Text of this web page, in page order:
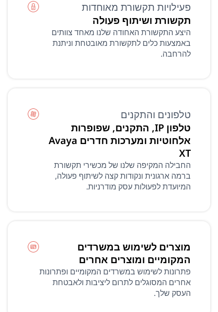
פעילויות תקשורת מאוחדות
תקשורת ושיתוף פעולה
היצע התקשורת האחודה שלנו מאחד צוותים
באמצעות כלים לתקשורת מאובטחת וניתנת
להרחבה.
טלפונים והתקנים
טלפון IP, התקנים, שפופרות
אלחוטיות ומערכות חדרים Avaya
XT
החבילה המקיפה שלנו של מכשירי תקשורת
ברמה ארגונית ונקודות קצה לשיתוף פעולה,
המיועדת לפעולות עסק מודרניות.
מוצרים לשימוש במשרדים
המקומיים ומוצרים אחרים
פתרונות לשימוש במשרדים המקומיים ופתרונות
אחרים המסוגלים לתרום ליציבות ולאבטחת
העסק שלך.